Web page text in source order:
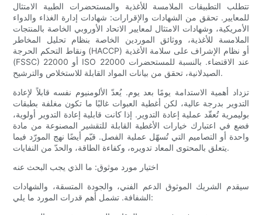
تتطلب التطبيقات الملامسة للأغذية والمستحضرات الطبية الامتثال
للمعايير. تحقق من الشهادات والإقرارات: شهادات إدارة الغذاء والدواء
الأمريكية، وشهادات الامتثال لمعايير الاتحاد الأوروبي الخاصة بالمنتجات
الملامسة للأغذية، ووثائق الموردين الخاصة بنظام تحليل المخاطر
ونقاط التحكم الحرجة (HACCP) أو نظام الإشراف على سلامة الأغذية
(FSSC) 22000 أو ISO 22000 عند الاقتضاء. بالنسبة للمستحضرات
الصيدلانية، تحقق من بيانات المواد القابلة للاستخلاص والترشيح.
تزداد أهمية الاستدامة يومًا بعد يوم. يُعدّ الألومنيوم نفسه قابلاً لإعادة
التدوير بدرجة عالية، لكن أغطية العبوات غالبًا ما تكون مغلفة بطبقات
بوليمرية تُعقّد عملية إعادة التدوير. إذا كانت قابلية إعادة التدوير أولوية،
فضع في اعتبارك خيارات الأغطية القابلة للتقشير المصنوعة من مادة
واحدة أو التصاميم التي تُسهّل عملية الفصل. قيّم أيضًا نهج المورّد فيما
يتعلق بالمحتوى المعاد تدويره، وكفاءة الطاقة، والحدّ من النفايات.
اختيار مورد موثوق: ما الذي يجب البحث عنه
سيقدم الشريك الموثوق الدعم الفني، والجودة المتسقة، والشهادات
الشفافة. تشمل أهم قدرات المورد ما يلي: